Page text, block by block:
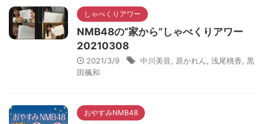
しゃべくりアワー
NMB48の”家から”しゃべくりアワー
20210308
2021/3/9 中川美音 原かれん 浅尾桃香 黒
田楓和
おやすみNMB48